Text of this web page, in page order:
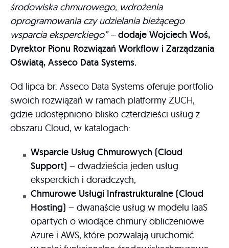
środowiska chmurowego, wdrożenia
oprogramowania czy udzielania bieżącego
wsparcia eksperckiego” –dodaje Wojciech Woś,
Dyrektor Pionu Rozwiązań Workflow i Zarządzania
Oświatą, Asseco Data Systems.
Od lipca br. Asseco Data Systems oferuje portfolio
swoich rozwiązań w ramach platformy ZUCH,
gdzie udostępniono blisko czterdzieści usług z
obszaru Cloud, w katalogach:
Wsparcie Usług Chmurowych (Cloud
Support) – dwadzieścia jeden usług
eksperckich i doradczych,
Chmurowe Usługi Infrastrukturalne (Cloud
Hosting) – dwanaście usług w modelu IaaS
opartych o wiodące chmury obliczeniowe
Azure i AWS, które pozwalają uruchomić